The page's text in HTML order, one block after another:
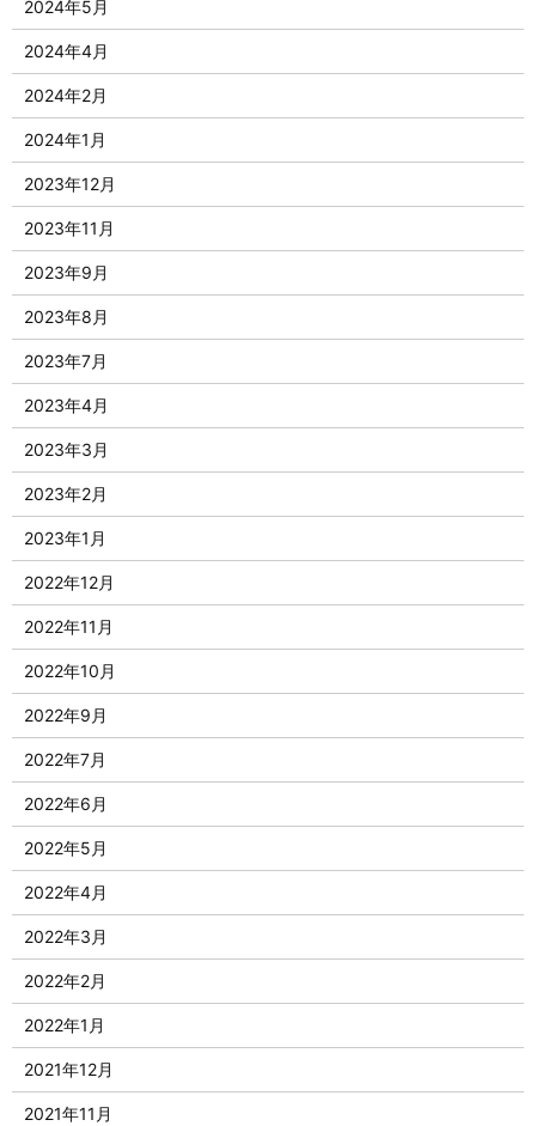
2024年5月
2024年4月
2024年2月
2024年1月
2023年12月
2023年11月
2023年9月
2023年8月
2023年7月
2023年4月
2023年3月
2023年2月
2023年1月
2022年12月
2022年11月
2022年10月
2022年9月
2022年7月
2022年6月
2022年5月
2022年4月
2022年3月
2022年2月
2022年1月
2021年12月
2021年11月